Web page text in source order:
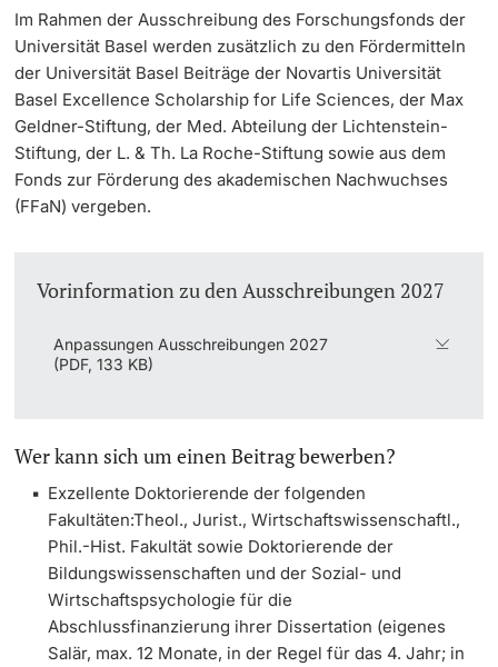
Im Rahmen der Ausschreibung des Forschungsfonds der
Universität Basel werden zusätzlich zu den Fördermitteln
der Universität Basel Beiträge der Novartis Universität
Basel Excellence Scholarship for Life Sciences, der Max
Geldner-Stiftung, der Med. Abteilung der Lichtenstein-
Stiftung, der L. & Th. La Roche-Stiftung sowie aus dem
Fonds zur Förderung des akademischen Nachwuchses
(FFaN) vergeben.
Vorinformation zu den Ausschreibungen 2027
Anpassungen Ausschreibungen 2027
(PDF, 133 KB)
Wer kann sich um einen Beitrag bewerben?
Exzellente Doktorierende der folgenden
Fakultäten:Theol., Jurist., Wirtschaftswissenschaftl.,
Phil.-Hist. Fakultät sowie Doktorierende der
Bildungswissenschaften und der Sozial- und
Wirtschaftspsychologie für die
Abschlussfinanzierung ihrer Dissertation (eigenes
Salär, max. 12 Monate, in der Regel für das 4. Jahr; in